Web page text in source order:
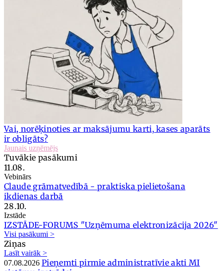
Vai, norēķinoties ar maksājumu karti, kases aparāts
ir obligāts?
Jaunais uzņēmējs
Tuvākie pasākumi
11.08.
Vebinārs
Claude grāmatvedībā - praktiska pielietošana
ikdienas darbā
28.10.
Izstāde
IZSTĀDE-FORUMS "Uzņēmuma elektronizācija 2026"
Visi pasākumi >
Ziņas
Lasīt vairāk >
07.08.2026 Pieņemti pirmie administratīvie akti MI